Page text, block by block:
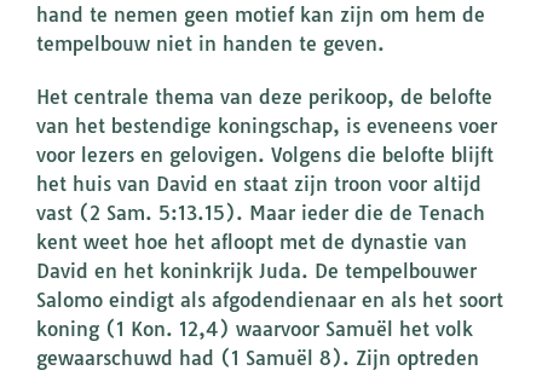
hand te nemen geen motief kan zijn om hem de
tempelbouw niet in handen te geven.
Het centrale thema van deze perikoop, de belofte
van het bestendige koningschap, is eveneens voer
voor lezers en gelovigen. Volgens die belofte blijft
het huis van David en staat zijn troon voor altijd
vast (2 Sam. 5:13.15). Maar ieder die de Tenach
kent weet hoe het afloopt met de dynastie van
David en het koninkrijk Juda. De tempelbouwer
Salomo eindigt als afgodendienaar en als het soort
koning (1 Kon. 12,4) waarvoor Samuël het volk
gewaarschuwd had (1 Samuël 8). Zijn optreden